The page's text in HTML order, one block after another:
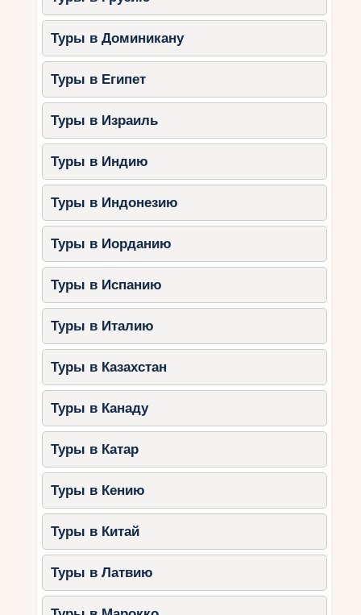
Туры в Доминикану
Туры в Египет
Туры в Израиль
Туры в Индию
Туры в Индонезию
Туры в Иорданию
Туры в Испанию
Туры в Италию
Туры в Казахстан
Туры в Канаду
Туры в Катар
Туры в Кению
Туры в Китай
Туры в Латвию